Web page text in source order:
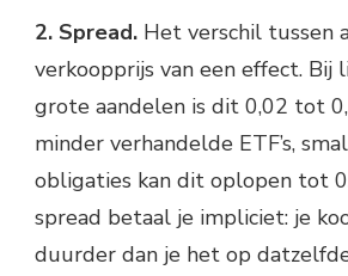
2. Spread. Het verschil tussen
verkoopprijs van een effect. Bij
grote aandelen is dit 0,02 tot
minder verhandelde ETF’s,
obligaties kan dit oplopen tot
spread betaal je impliciet: je
duurder dan je het op